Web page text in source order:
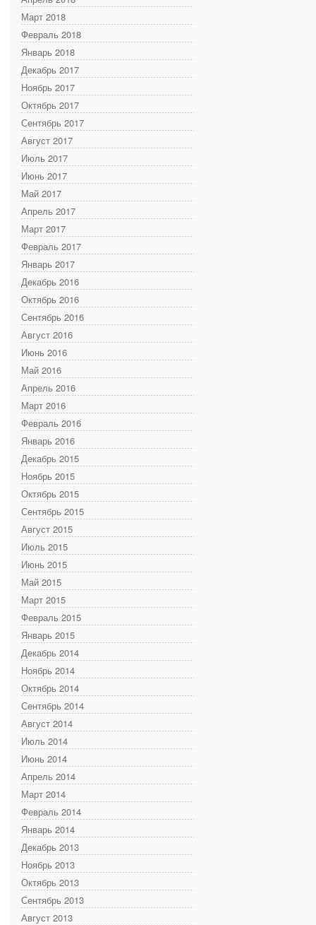
Март 2018
Февраль 2018
Январь 2018
Декабрь 2017
Ноябрь 2017
Октябрь 2017
Сентябрь 2017
Август 2017
Июль 2017
Июнь 2017
Май 2017
Апрель 2017
Март 2017
Февраль 2017
Январь 2017
Декабрь 2016
Октябрь 2016
Сентябрь 2016
Август 2016
Июнь 2016
Май 2016
Апрель 2016
Март 2016
Февраль 2016
Январь 2016
Декабрь 2015
Ноябрь 2015
Октябрь 2015
Сентябрь 2015
Август 2015
Июль 2015
Июнь 2015
Май 2015
Март 2015
Февраль 2015
Январь 2015
Декабрь 2014
Ноябрь 2014
Октябрь 2014
Сентябрь 2014
Август 2014
Июль 2014
Июнь 2014
Апрель 2014
Март 2014
Февраль 2014
Январь 2014
Декабрь 2013
Ноябрь 2013
Октябрь 2013
Сентябрь 2013
Август 2013